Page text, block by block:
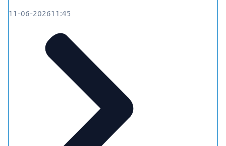
11-06-202611:45